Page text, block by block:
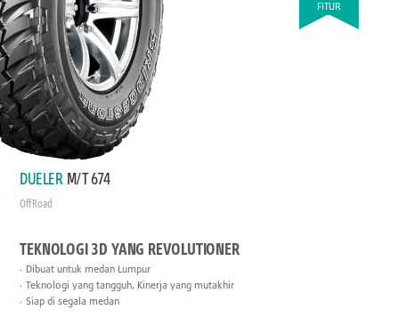
FITUR
DUELER M/T 674
Off Road
TEKNOLOGI 3D YANG REVOLUTIONER
Dibuat untuk medan Lumpur
Teknologi yang tangguh, Kinerja yang mutakhir
Siap di segala medan